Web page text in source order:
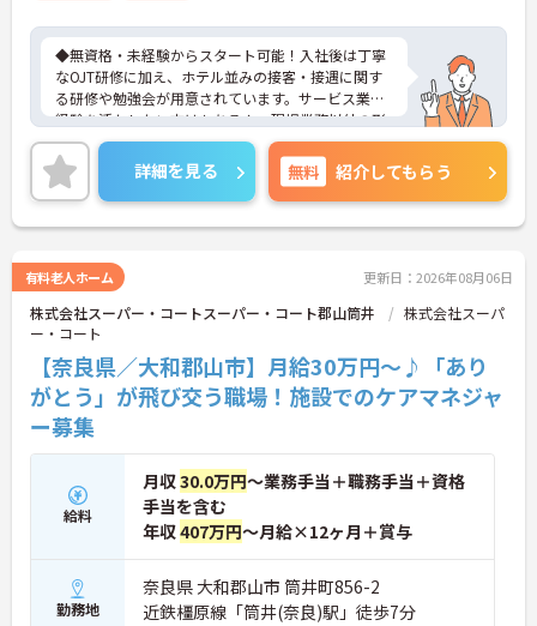
◆無資格・未経験からスタート可能！入社後は丁寧
なOJT研修に加え、ホテル並みの接客・接遇に関す
る研修や勉強会が用意されています。サービス業の
経験を活かしたい方はもちろん、現場業務以外の形
で医療・介護業界に携わりたい方にも安心のサポー
ト体制です。
◆受付やご家族の案内といった基本業務にとどまら
ず、ご入居者様向けのイベント企画・運営や、写
真・動画を使ったSNSの更新などもお任せします。
顔を引き出せるお仕事です
◆「接客・接遇手当（最大月3万円）」や「ケアマ
イスター手当（最大月2万円）」のほか、資格取得
支援制度も完備。働きながら確かなキャリアと収入
アップを目指せる環境が整っています。
詳細を見る 無料 紹介してもらう
有料老人ホーム 更新日：2026年08月06日
株式会社スーパー・コートスーパー・コート郡山筒井
株式会社スーパ
ー・コート
【奈良県／大和郡山市】月給30万円～♪「あり
がとう」が飛び交う職場！施設でのケアマネジャ
ー募集
給料
月収30.0万円～業務手当＋職務手当＋資格
手当を含む
年収407万円～月給×12ヶ月＋賞与
勤務地
奈良県 大和郡山市 筒井町856-2
近鉄橿原線「筒井(奈良)駅」徒歩7分